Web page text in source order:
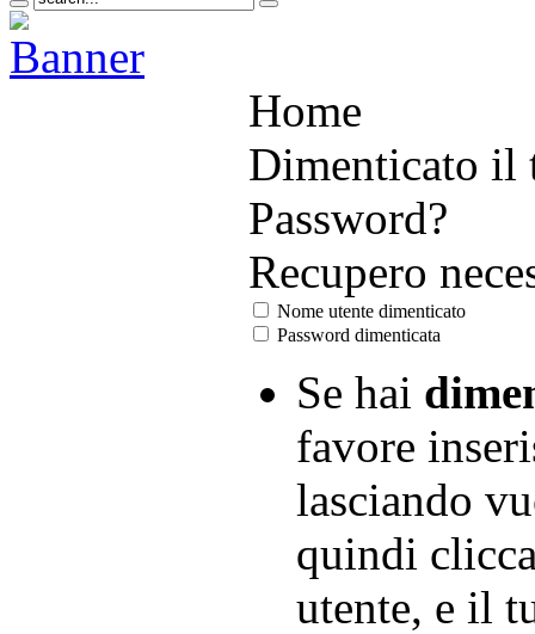
Home
Dimenticato il
Password?
Recupero
Nome utente dimenticato
Password dimenticata
Se hai
favore
lasciando
quindi
utente, e il